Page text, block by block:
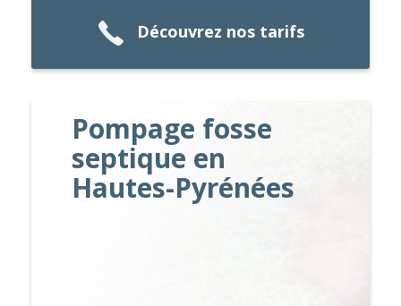
Découvrez nos tarifs
Pompage fosse
septique en
Hautes-Pyrénées